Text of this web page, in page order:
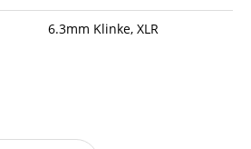
6.3mm Klinke, XLR